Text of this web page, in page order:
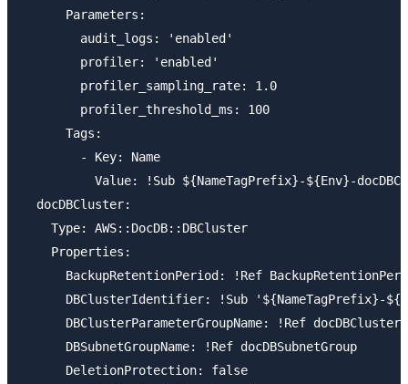
      Parameters:
        audit_logs: 'enabled'
        profiler: 'enabled'
        profiler_sampling_rate: 1.0
        profiler_threshold_ms: 100
      Tags:
        - Key: Name
Value: !Sub ${NameTagPrefix}-${Env}-
  docDBCluster:
    Type: AWS::DocDB::DBCluster
    Properties:
BackupRetentionPeriod: !Ref
DBClusterIdentifier: !Sub '${NameTagPrefix}-
DBClusterParameterGroupName: !Ref
      DBSubnetGroupName: !Ref docDBSubnetGroup
      DeletionProtection: false